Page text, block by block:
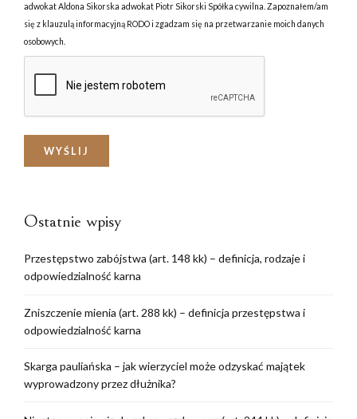
adwokat Aldona Sikorska adwokat Piotr Sikorski Spółka cywilna. Zapoznałem/am
się z klauzulą informacyjną RODO i zgadzam się na przetwarzanie moich danych
osobowych.
Ostatnie wpisy
Przestępstwo zabójstwa (art. 148 kk) – definicja, rodzaje i
odpowiedzialność karna
Zniszczenie mienia (art. 288 kk) – definicja przestępstwa i
odpowiedzialność karna
Skarga pauliańska – jak wierzyciel może odzyskać majątek
wyprowadzony przez dłużnika?